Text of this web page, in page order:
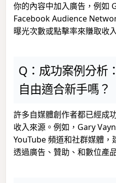
你的內容中加入廣告，例如
Facebook Audience
曝光次數或點擊率來賺取收
Q：成功案例分析
自由適合新手嗎？
許多自媒體創作者都已經成
收入來源。例如，Gary
YouTube 頻道和社群媒體，
透過廣告、贊助、和數位產